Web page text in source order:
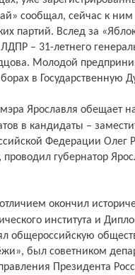
сообщал, сейчас к ним
партий. Вслед за
– 31-летнего
Молодой
в Государственную
в кандидаты –
Федерации Олег
губернатор
института и
общероссий­скую
был советником
Президента